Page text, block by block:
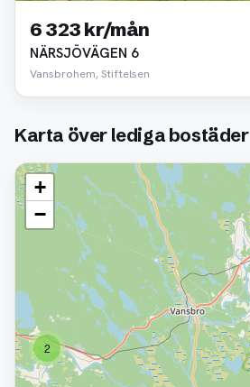
6 323 kr/mån
NÄRSJÖVÄGEN 6
Vansbrohem, Stiftelsen
Karta över lediga bostäder
2
+
−